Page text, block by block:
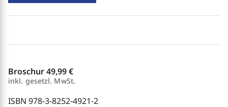
Broschur49,99 €
inkl. gesetzl. MwSt.
ISBN 978-3-8252-4921-2